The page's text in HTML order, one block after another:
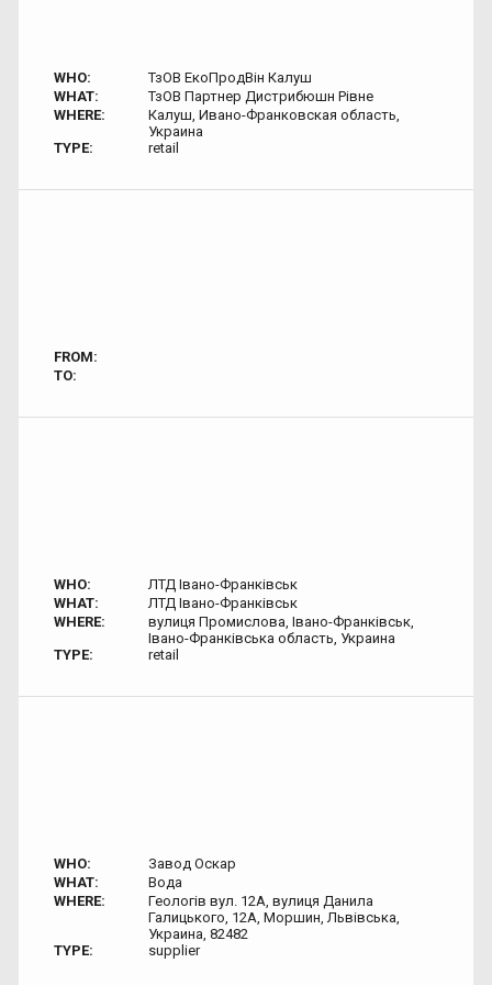
WHO:
ТзОВ ЕкоПродВін Калуш
WHAT:
ТзОВ Партнер Дистрибюшн Рівне
WHERE:
Калуш, Ивано-Франковская область,
Украина
TYPE:
retail
FROM:
TO:
WHO:
ЛТД Івано-Франківськ
WHAT:
ЛТД Івано-Франківськ
WHERE:
вулиця Промислова, Івано-Франківськ,
Івано-Франківська область, Украина
TYPE:
retail
WHO:
Завод Оскар
WHAT:
Вода
WHERE:
Геологів вул. 12А, вулиця Данила
Галицького, 12А, Моршин, Львівська,
Украина, 82482
TYPE:
supplier